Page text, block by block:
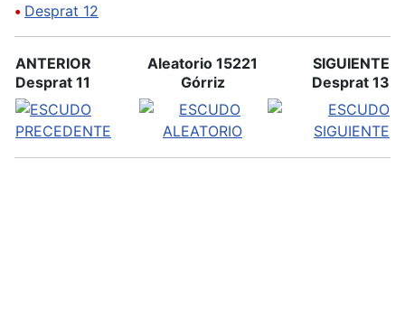
• Desprat 12
ANTERIOR
Desprat 11
Aleatorio 15221
Górriz
SIGUIENTE
Desprat 13